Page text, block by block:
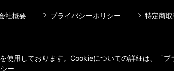
社概要 プライバシーポリシー 特定商
使用しております。Cookieについての詳細は、「
ー